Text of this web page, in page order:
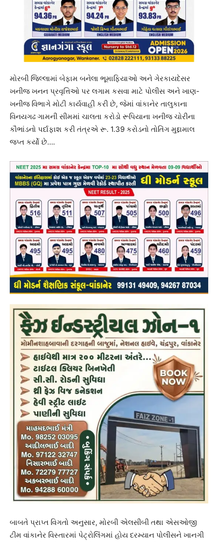
મોરબી જિલ્લામાં બેફામ બનેલા ભૂમાફિયાઓ અને ગેરકાયદેસર
ખનીજ ખનન પ્રવૃત્તિઓ પર લગામ કસવા માટે પોલીસ અને ખાણ-
ખનીજ વિભાગે મોટી કાર્યવાહી કરી છે, જેમાં વાંકાનેર તાલુકાના
વિનયગઢ ગામની સીમમાં ચાલતા કરોડો રૂપિયાના ખનીજ ચોરીના
કૌભાંડનો પર્દાફાશ કરી તંત્રએ રૂ. 1.39 કરોડનો તોતિંગ મુદ્દામાલ
જપ્ત કર્યો છે….
બાબતે પ્રાપ્ત વિગતો અનુસાર, મોરબી એલસીબી તથા એસઓજી
ટીમ વાંકાનેર વિસ્તારમાં પેટ્રોલિંગમાં હોય દરમ્યાન પોલીસને ખાનગી